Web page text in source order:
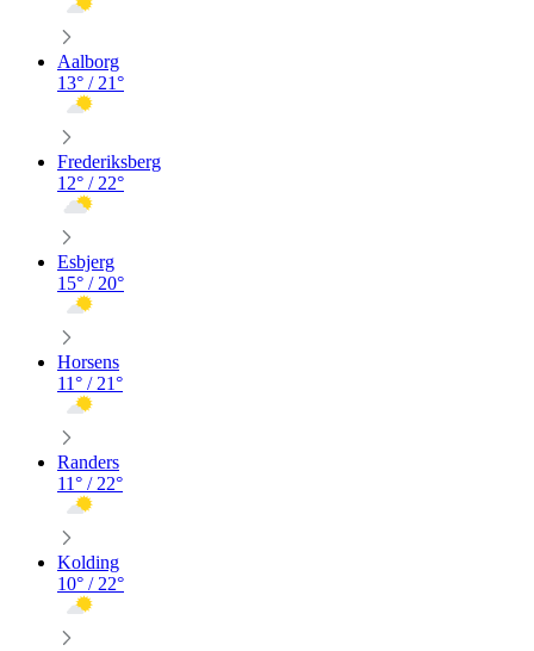
Aalborg
13° / 21°
Frederiksberg
12° / 22°
Esbjerg
15° / 20°
Horsens
11° / 21°
Randers
11° / 22°
Kolding
10° / 22°